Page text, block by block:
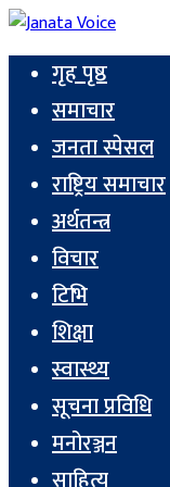
गृह पृष्ठ
समाचार
जनता स्पेसल
राष्ट्रिय समाचार
अर्थतन्त्र
विचार
टिभि
शिक्षा
स्वास्थ्य
सूचना प्रविधि
मनोरञ्जन